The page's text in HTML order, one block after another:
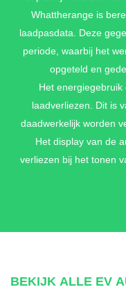
Whattherange is
laadpasdata. Deze
periode, waarbij het
opgeteld en
Het
laadverliezen. Dit is
daadwerkelijk worden
Het display van de
verliezen bij het tonen
BEKIJK ALLE EV